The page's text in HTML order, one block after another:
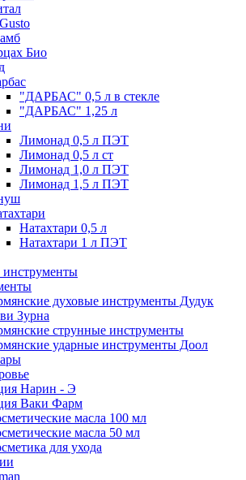
Био
"ДАРБАС" 0,5 л в стекле
"ДАРБАС" 1,25 л
Лимонад 0,5 л ПЭТ
Лимонад 0,5 л ст
Лимонад 1,0 л ПЭТ
Лимонад 1,5 л ПЭТ
Натахтари 0,5 л
Натахтари 1 л ПЭТ
духовые инструменты Дудук
Зурна
струнные инструменты
ударные инструменты Доол
Нарин - Э
Ваки Фарм
масла 100 мл
масла 50 мл
для ухода